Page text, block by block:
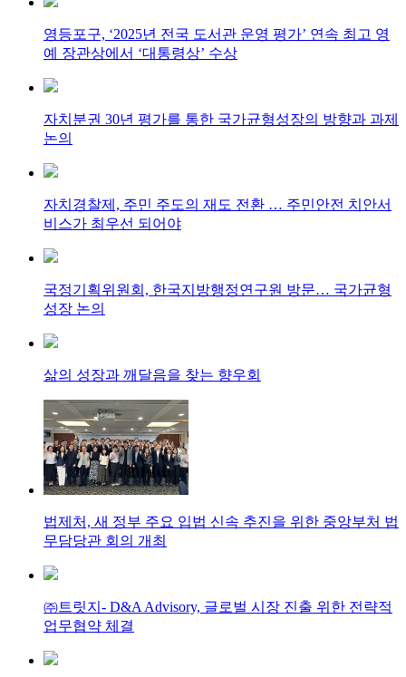
영등포구, ‘2025년 전국 도서관 운영 평가’ 연속 최고 영
예 장관상에서 ‘대통령상’ 수상
자치분권 30년 평가를 통한 국가균형성장의 방향과 과제
논의
자치경찰제, 주민 주도의 재도 전환 … 주민안전 치안서
비스가 최우선 되어야
국정기획위원회, 한국지방행정연구원 방문… 국가균형
성장 논의
삶의 성장과 깨달음을 찾는 향우회
법제처, 새 정부 주요 입법 신속 추진을 위한 중앙부처 법
무담당관 회의 개최
㈜트릿지- D&A Advisory, 글로벌 시장 진출 위한 전략적
업무협약 체결